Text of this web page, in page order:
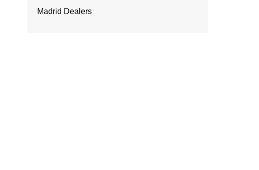
Madrid Dealers